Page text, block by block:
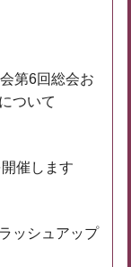
第6回総会お
ついて
催します
ッシュアップ